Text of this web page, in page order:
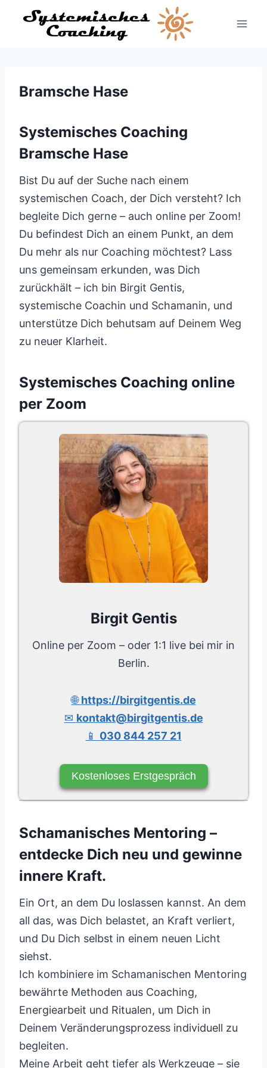
Inhalt
Bramsche Hase
Systemisches Coaching
Bramsche Hase
Bist Du auf der Suche nach einem
systemischen Coach, der Dich versteht? Ich
begleite Dich gerne – auch online per Zoom!
Du befindest Dich an einem Punkt, an dem
Du mehr als nur Coaching möchtest? Lass
uns gemeinsam erkunden, was Dich
zurückhält – ich bin Birgit Gentis,
systemische Coachin und Schamanin, und
unterstütze Dich behutsam auf Deinem Weg
zu neuer Klarheit.
Systemisches Coaching online
per Zoom
Birgit Gentis
Online per Zoom – oder 1:1 live bei mir in
Berlin.
🌐https://birgitgentis.de
✉ kontakt@birgitgentis.de
📱 030 844 257 21
Kostenloses Erstgespräch
Schamanisches Mentoring –
entdecke Dich neu und gewinne
innere Kraft.
Ein Ort, an dem Du loslassen kannst. An dem
all das, was Dich belastet, an Kraft verliert,
und Du Dich selbst in einem neuen Licht
siehst.
Ich kombiniere im Schamanischen Mentoring
bewährte Methoden aus Coaching,
Energiearbeit und Ritualen, um Dich in
Deinem Veränderungsprozess individuell zu
begleiten.
Meine Arbeit geht tiefer als Werkzeuge – sie